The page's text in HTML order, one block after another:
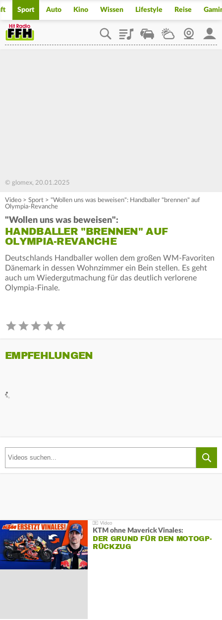
Sport Auto Kino Wissen Lifestyle Reise
PlaylistStaupilotWetterWebcam
© glomex, 20.01.2025
Video > Sport > "Wollen uns was beweisen": Handballer "brennen" auf
Olympia-Revanche
"Wollen uns was beweisen":
HANDBALLER "BRENNEN" AUF
OLYMPIA-REVANCHE
Deutschlands Handballer wollen dem großen WM-Favoriten
Dänemark in dessen Wohnzimmer ein Bein stellen. Es geht
auch um Wiedergutmachung für das deutlich verlorene
Olympia-Finale.
EMPFEHLUNGEN
KTM ohne Maverick Vinales:
DER GRUND FÜR DEN MOTOGP-
RÜCKZUG